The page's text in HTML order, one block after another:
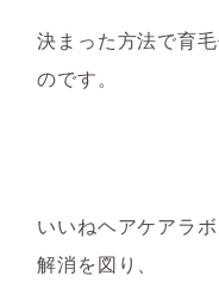
決まった方法で育
のです。
いいねヘアケアラ
解消を図り、